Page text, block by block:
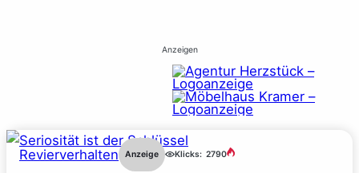
Anzeigen
Revierverhalten Anzeige Klicks: 2790